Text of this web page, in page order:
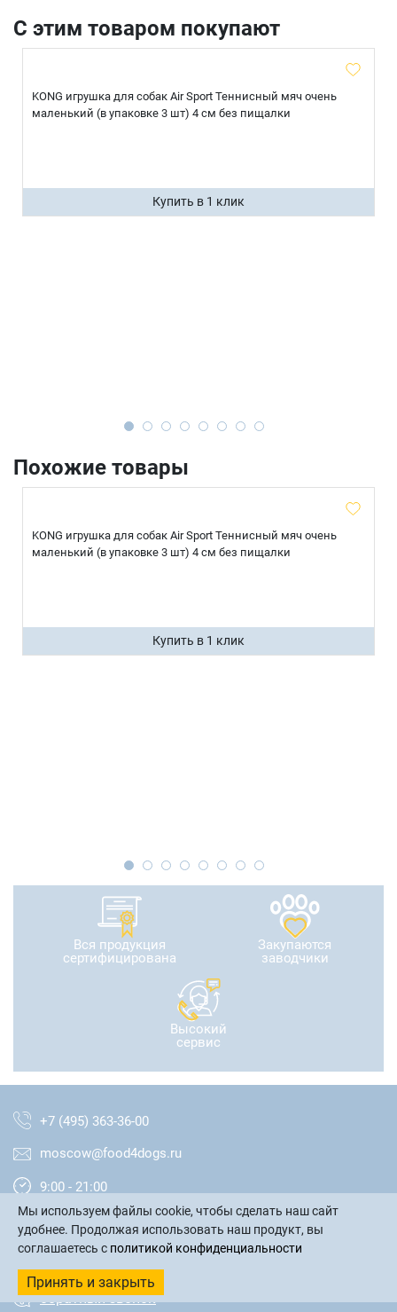
С этим товаром покупают
KONG игрушка для собак Air Sport Теннисный мяч очень
маленький (в упаковке 3 шт) 4 см без пищалки
Купить в 1 клик
Похожие товары
KONG игрушка для собак Air Sport Теннисный мяч очень
маленький (в упаковке 3 шт) 4 см без пищалки
Купить в 1 клик
Вся продукция
сертифицирована
Закупаются
заводчики
Высокий
сервис
+7 (495) 363-36-00
moscow@food4dogs.ru
9:00 - 21:00
Москва и МО
обратный звонок
Мы используем файлы cookie, чтобы сделать наш сайт
удобнее. Продолжая использовать наш продукт, вы
соглашаетесь с политикой конфиденциальности
Принять и закрыть